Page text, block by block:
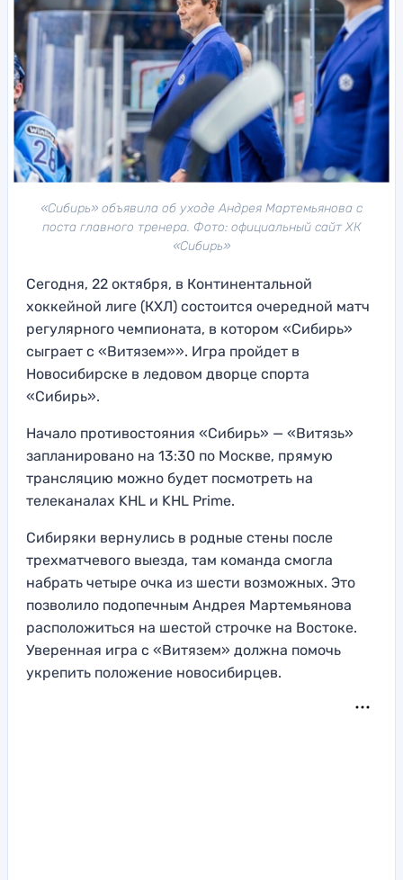
«Сибирь» объявила об уходе Андрея Мартемьянова с
поста главного тренера. Фото: официальный сайт ХК
«Сибирь»
Сегодня, 22 октября, в Континентальной
хоккейной лиге (КХЛ) состоится очередной матч
регулярного чемпионата, в котором «Сибирь»
сыграет с «Витязем»». Игра пройдет в
Новосибирске в ледовом дворце спорта
«Сибирь».
Начало противостояния «Сибирь» — «Витязь»
запланировано на 13:30 по Москве, прямую
трансляцию можно будет посмотреть на
телеканалах KHL и KHL Prime.
Сибиряки вернулись в родные стены после
трехматчевого выезда, там команда смогла
набрать четыре очка из шести возможных. Это
позволило подопечным Андрея Мартемьянова
расположиться на шестой строчке на Востоке.
Уверенная игра с «Витязем» должна помочь
укрепить положение новосибирцев.